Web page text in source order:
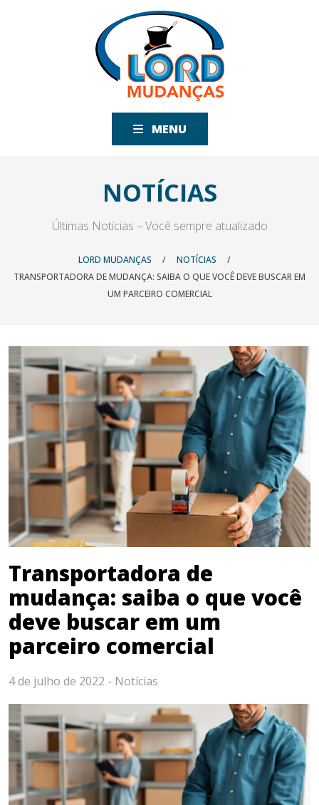
MENU
NOTÍCIAS
Últimas Notícias – Você sempre atualizado
LORD MUDANÇAS / NOTÍCIAS
/
TRANSPORTADORA DE MUDANÇA: SAIBA O QUE VOCÊ DEVE BUSCAR EM
UM PARCEIRO COMERCIAL
Transportadora de
mudança: saiba o que você
deve buscar em um
parceiro comercial
4 de julho de 2022 - Notícias